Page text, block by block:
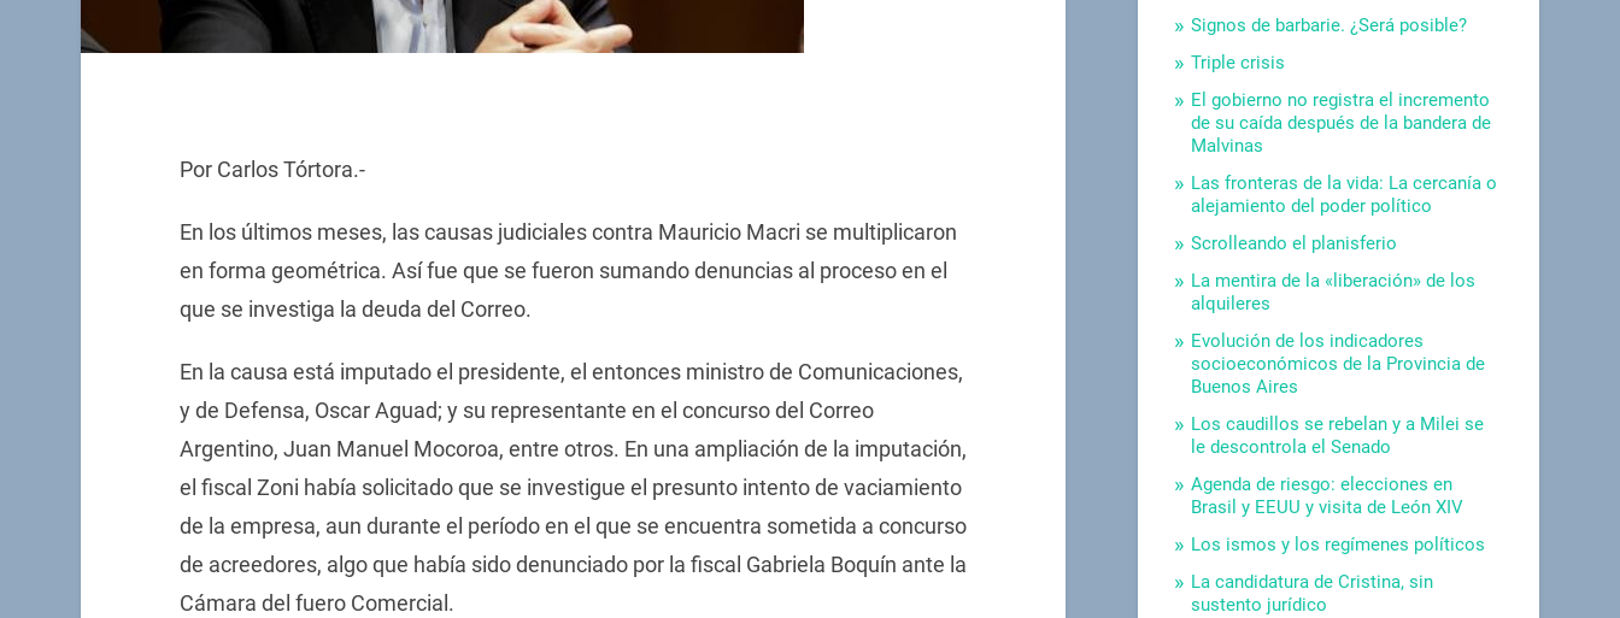
Por Carlos Tórtora.-
En los últimos meses, las causas judiciales contra Mauricio Macri se multiplicaron
en forma geométrica. Así fue que se fueron sumando denuncias al proceso en el
que se investiga la deuda del Correo.
En la causa está imputado el presidente, el entonces ministro de Comunicaciones,
y de Defensa, Oscar Aguad; y su representante en el concurso del Correo
Argentino, Juan Manuel Mocoroa, entre otros. En una ampliación de la imputación,
el fiscal Zoni había solicitado que se investigue el presunto intento de vaciamiento
de la empresa, aun durante el período en el que se encuentra sometida a concurso
de acreedores, algo que había sido denunciado por la fiscal Gabriela Boquín ante la
Cámara del fuero Comercial.
Signos de barbarie. ¿Será posible?
Triple crisis
El gobierno no registra el incremento
de su caída después de la bandera de
Malvinas
Las fronteras de la vida: La cercanía o
alejamiento del poder político
Scrolleando el planisferio
La mentira de la «liberación» de los
alquileres
Evolución de los indicadores
socioeconómicos de la Provincia de
Buenos Aires
Los caudillos se rebelan y a Milei se
le descontrola el Senado
Agenda de riesgo: elecciones en
Brasil y EEUU y visita de León XIV
Los ismos y los regímenes políticos
La candidatura de Cristina, sin
sustento jurídico